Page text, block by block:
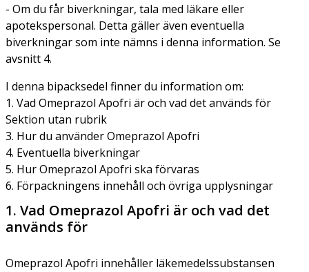
- Om du får biverkningar, tala med läkare eller
apotekspersonal. Detta gäller även eventuella
biverkningar som inte nämns i denna information. Se
avsnitt 4.
I denna bipacksedel finner du information om:
1. Vad Omeprazol Apofri är och vad det används för
Sektion utan rubrik
3. Hur du använder Omeprazol Apofri
4. Eventuella biverkningar
5. Hur Omeprazol Apofri ska förvaras
6. Förpackningens innehåll och övriga upplysningar
1. Vad Omeprazol Apofri är och vad det
används för
Omeprazol Apofri innehåller läkemedelssubstansen